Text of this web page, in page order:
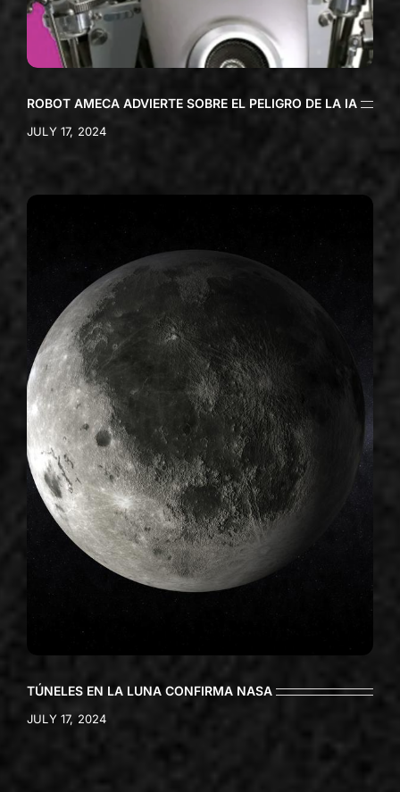
ROBOT AMECA ADVIERTE SOBRE EL PELIGRO DE LA IA
JULY 17, 2024
TÚNELES EN LA LUNA CONFIRMA NASA
JULY 17, 2024